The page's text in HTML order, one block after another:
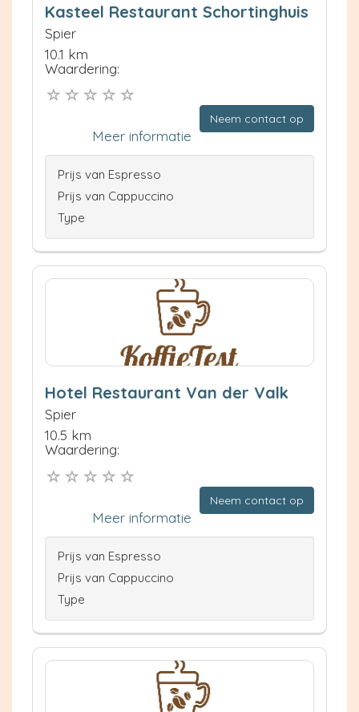
Kasteel Restaurant Schortinghuis
Spier
10.1 km
Waardering:
Neem contact op
Meer informatie
Prijs van Espresso
Prijs van Cappuccino
Type
Hotel Restaurant Van der Valk
Spier
10.5 km
Waardering:
Neem contact op
Meer informatie
Prijs van Espresso
Prijs van Cappuccino
Type